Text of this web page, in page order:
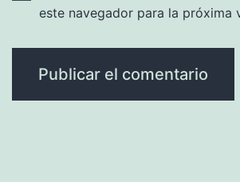
este navegador para la próxima